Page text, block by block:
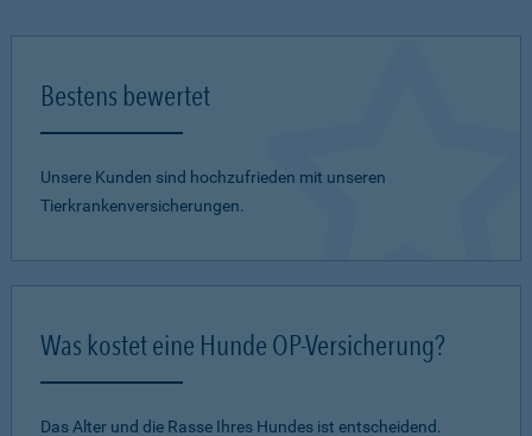
Bestens bewertet
Unsere Kunden sind hochzufrieden mit unseren
Tierkrankenversicherungen.
Was kostet eine Hunde OP-Versicherung?
Das Alter und die Rasse Ihres Hundes ist entscheidend.